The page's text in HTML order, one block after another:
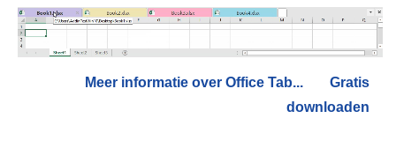
Meer informatie over Office Tab...
Gratis
downloaden